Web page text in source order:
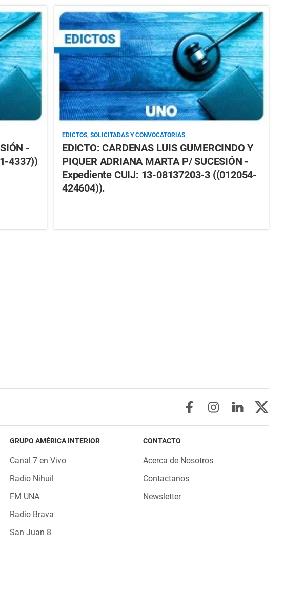
-
4337))
EDICTOS, SOLICITADAS Y CONVOCATORIAS
EDICTO: CARDENAS LUIS GUMERCINDO Y
PIQUER ADRIANA MARTA P/ SUCESIÓN -
Expediente CUIJ: 13-08137203-3 ((012054-
424604)).
GRUPO AMÉRICA INTERIOR
Canal 7 en Vivo
Radio Nihuil
FM UNA
Radio Brava
San Juan 8
CONTACTO
Acerca de Nosotros
Contactanos
Newsletter